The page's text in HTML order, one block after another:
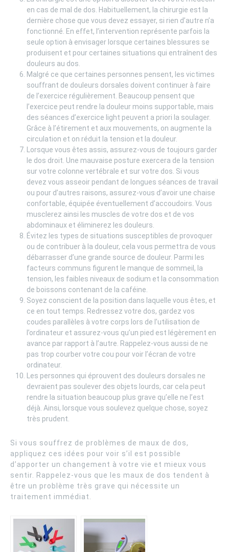
en cas de mal de dos. Habituellement, la chirurgie est la
dernière chose que vous devez essayer, si rien d’autre n’a
fonctionné. En effet, l’intervention représente parfois la
seule option à envisager lorsque certaines blessures se
produisent et pour certaines situations qui entraînent des
douleurs au dos.
Malgré ce que certaines personnes pensent, les victimes
souffrant de douleurs dorsales doivent continuer à faire
de l’exercice régulièrement. Beaucoup pensent que
l’exercice peut rendre la douleur moins supportable, mais
des séances d’exercice light peuvent a priori la soulager.
Grâce à l’étirement et aux mouvements, on augmente la
circulation et on réduit la tension et la douleur.
Lorsque vous êtes assis, assurez-vous de toujours garder
le dos droit. Une mauvaise posture exercera de la tension
sur votre colonne vertébrale et sur votre dos. Si vous
devez vous asseoir pendant de longues séances de travail
ou pour d’autres raisons, assurez-vous d’avoir une chaise
confortable, équipée éventuellement d’accoudoirs. Vous
musclerez ainsi les muscles de votre dos et de vos
abdominaux et éliminerez les douleurs.
Évitez les types de situations susceptibles de provoquer
ou de contribuer à la douleur, cela vous permettra de vous
débarrasser d’une grande source de douleur. Parmi les
facteurs communs figurent le manque de sommeil, la
tension, les faibles niveaux de sodium et la consommation
de boissons contenant de la caféine.
Soyez conscient de la position dans laquelle vous êtes, et
ce en tout temps. Redressez votre dos, gardez vos
coudes parallèles à votre corps lors de l’utilisation de
l’ordinateur et assurez-vous qu’un pied est légèrement en
avance par rapport à l’autre. Rappelez-vous aussi de ne
pas trop courber votre cou pour voir l’écran de votre
ordinateur.
Les personnes qui éprouvent des douleurs dorsales ne
devraient pas soulever des objets lourds, car cela peut
rendre la situation beaucoup plus grave qu’elle ne l’est
déjà. Ainsi, lorsque vous soulevez quelque chose, soyez
très prudent.
Si vous souffrez de problèmes de maux de dos,
appliquez ces idées pour voir s’il est possible
d’apporter un changement à votre vie et mieux vous
sentir. Rappelez-vous que les maux de dos tendent à
être un problème très grave qui nécessite un
traitement immédiat.